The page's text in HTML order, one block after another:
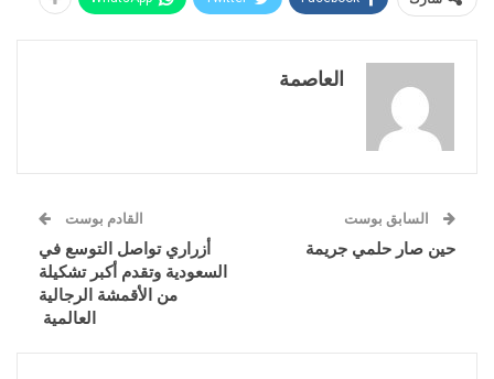
العاصمة
السابق بوست
حين صار حلمي جريمة
القادم بوست
أزراري تواصل التوسع في
السعودية وتقدم أكبر تشكيلة
من الأقمشة الرجالية
العالمية